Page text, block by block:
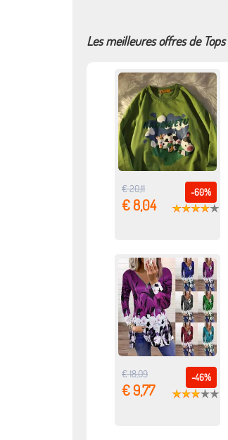
Les meilleures offres de Tops
-60%
€ 20,11
€ 8,04
-46%
€ 18,09
€ 9,77